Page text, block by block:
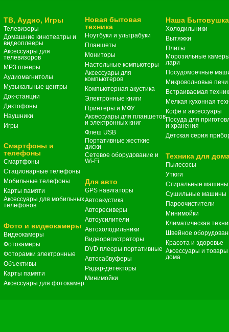
ТВ, Аудио, Игры
Телевизоры
Домашние кинотеатры и
видеоплееры
Аксессуары для
телевизоров
MP3 плееры
Аудиомагнитолы
Музыкальные центры
Док-станции
Диктофоны
Наушники
Игры
Смартфоны и
телефоны
Смартфоны
Стационарные телефоны
Мобильные телефоны
Карты памяти
Аксессуары для мобильных
телефонов
Фото и видеокамеры
Видеокамеры
Фотокамеры
Фоторамки электронные
Объективы
Карты памяти
Аксессуары для фотокамер
Новая бытовая
техника
Ноутбуки и ультрабуки
Планшеты
Мониторы
Настольные компьютеры
Аксессуары для
компьютеров
Компьютерная акустика
Электронные книги
Принтеры и МФУ
Аксессуары для планшетов
и электронных книг
Флеш USB
Портативные жесткие
диски
Сетевое оборудование и
Wi-Fi
Для авто
GPS навигаторы
Автоакустика
Авторесиверы
Автоусилители
Автохолодильники
Видеорегистраторы
DVD плееры портативные
Автосабвуферы
Радар-детекторы
Минимойки
Наша Бытовушка
Холодильники
Вытяжки
Плиты
Морозильные
лари
Посудомоечные
Микроволновые печи
Встраиваемая
Мелкая кухонная
Кофе и аксессуары
Посуда для
и хранения
Детская серия
Техника для
Пылесосы
Утюги
Стиральные машины
Сушильные машины
Пароочистители
Минимойки
Климатическая
Швейное
Красота и здоровье
Аксессуары и
дома